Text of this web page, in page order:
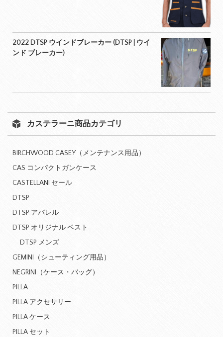
2022 DTSP ウインドブレーカー (DTSP | ウイ
ンド ブレーカー)
カステラーニ商品カテゴリ
BIRCHWOOD CASEY（メンテナンス用品）
CAS コンパクトガンケース
CASTELLANI セール
DTSP
DTSP アパレル
DTSP オリジナル ベスト
DTSP メンズ
GEMINI（シューティング用品）
NEGRINI（ケース・バッグ）
PILLA
PILLA アクセサリー
PILLA ケース
PILLA セット